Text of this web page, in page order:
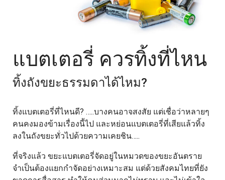
แบตเตอรี่ ควรทิ้งที่ไหน
ทิ้งถังขยะธรรมดาได้ไหม?
ทิ้งแบตเตอรี่ที่ไหนดี? …..บางคนอาจสงสัย แต่เชื่อว่าหลายๆ
คนคงมองข้ามเรื่องนี้ไป และหย่อนแบตเตอรี่ที่เสียแล้วทิ้ง
ลงในถังขยะทั่วไปด้วยความเคยชิน…..
ที่จริงแล้ว ขยะแบตเตอรี่จัดอยู่ในหมวดของขยะอันตราย
จำเป็นต้องแยกกำจัดอย่างเหมาะสม แต่ด้วยสังคมไทยที่ยัง